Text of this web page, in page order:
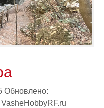
Обновлено: